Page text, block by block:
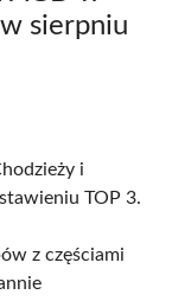
sierpniu
i
TOP 3.
z częściami